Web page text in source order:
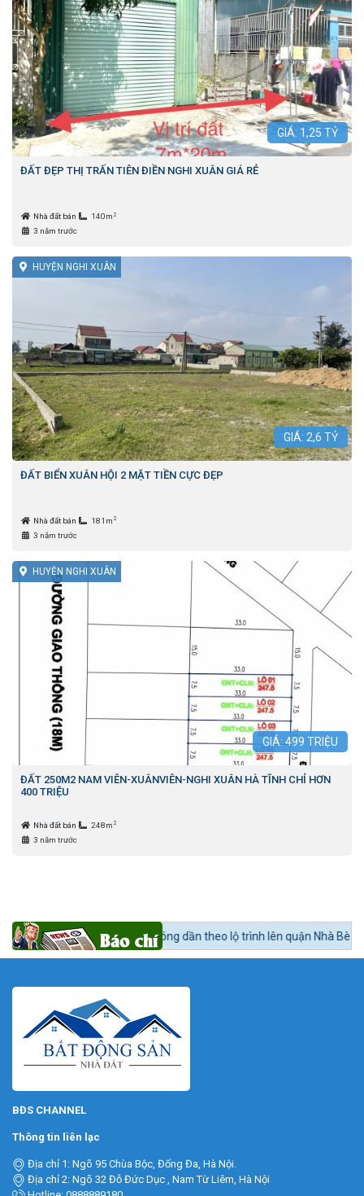
GIÁ: 1,25 TỶ
ĐẤT ĐẸP THỊ TRẤN TIÊN ĐIỀN NGHI XUÂN GIÁ RẺ
Nhà đất bán 140m 2
3 năm trước
HUYỆN NGHI XUÂN
GIÁ: 2,6 TỶ
ĐẤT BIỂN XUÂN HỘI 2 MẶT TIỀN CỰC ĐẸP
Nhà đất bán 181m 2
3 năm trước
HUYỆN NGHI XUÂN
GIÁ: 499 TRIỆU
ĐẤT 250M2 NAM VIÊN-XUÂNVIÊN-NGHI XUÂN HÀ TĨNH CHỈ HƠN
400 TRIỆU
Nhà đất bán 248m 2
3 năm trước
sản khu Nam nóng dần theo lộ trình lên quận Nhà Bè.
BĐS CHANNEL
Thông tin liên lạc
Địa chỉ 1: Ngõ 95 Chùa Bộc, Đống Đa, Hà Nội.
Địa chỉ 2: Ngõ 32 Đỗ Đức Dục , Nam Từ Liêm, Hà Nội